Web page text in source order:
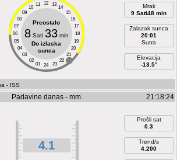
12
11 13
10
14
09
15
08
16
07
17
06
18
05
19
04
20
03
21
02
22
01 23
24
Preostalo
8Sati 33min
Do izlaska
sunca
Mrak
9 Sati48 min
Zalazak sunca
20:01
Sutra
Elevacija
-13.5°
- ISS
Padavine danas - mm 21:18:24
4.1
Prošli sat
0.3
Trend/s
4.200